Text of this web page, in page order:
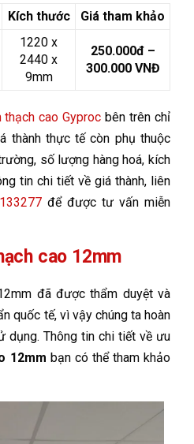
Kích thước Giá tham khảo
1220 x
2440 x
9mm
250.000đ –
300.000 VNĐ
thạch cao Gyproc bên trên chỉ
thành thực tế còn phụ thuộc
số lượng hàng hoá, kích
tin chi tiết về giá thành, liên
để được tư vấn miễn
cao 12mm
đã được thẩm duyệt và
quốc tế, vì vậy chúng ta hoàn
dụng. Thông tin chi tiết về ưu
12mm bạn có thể tham khảo